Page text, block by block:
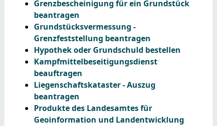
Grenzbescheinigung für ein Grundstück
beantragen
Grundstücksvermessung -
Grenzfeststellung beantragen
Hypothek oder Grundschuld bestellen
Kampfmittelbeseitigungsdienst
beauftragen
Liegenschaftskataster - Auszug
beantragen
Produkte des Landesamtes für
Geoinformation und Landentwicklung